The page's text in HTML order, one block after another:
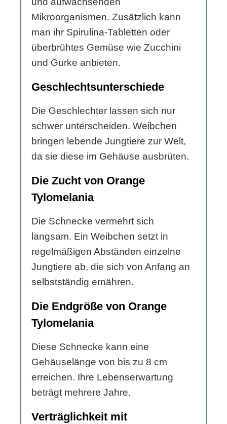
Mikroorganismen. Zusätzlich kann
man ihr Spirulina-Tabletten oder
überbrühtes Gemüse wie Zucchini
und Gurke anbieten.
Geschlechtsunterschiede
Die Geschlechter lassen sich nur
schwer unterscheiden. Weibchen
bringen lebende Jungtiere zur Welt,
da sie diese im Gehäuse ausbrüten.
Die Zucht von Orange
Tylomelania
Die Schnecke vermehrt sich
langsam. Ein Weibchen setzt in
regelmäßigen Abständen einzelne
Jungtiere ab, die sich von Anfang an
selbstständig ernähren.
Die Endgröße von Orange
Tylomelania
Diese Schnecke kann eine
Gehäuselänge von bis zu 8 cm
erreichen. Ihre Lebenserwartung
beträgt mehrere Jahre.
Verträglichkeit mit